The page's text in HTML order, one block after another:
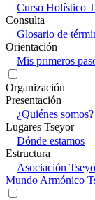
Curso Holístico
Consulta
Glosario de
Orientación
Mis primeros
Organización
Presentación
¿Quiénes somos?
Lugares Tseyor
Dónde estamos
Estructura
Asociación
Mundo Armónico